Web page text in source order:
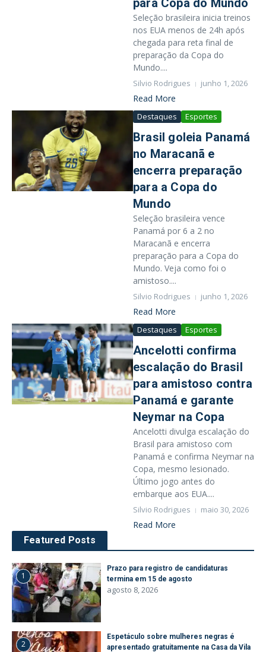
para Copa do Mundo
Seleção brasileira inicia treinos
nos EUA menos de 24h após
chegada para reta final de
preparação da Copa do
Mundo....
Silvio Rodrigues junho 1, 2026
Read More
Destaques Esportes
Brasil goleia Panamá
no Maracanã e
encerra preparação
para a Copa do
Mundo
Seleção brasileira vence
Panamá por 6 a 2 no
Maracanã e encerra
preparação para a Copa do
Mundo. Veja como foi o
amistoso....
Silvio Rodrigues junho 1, 2026
Read More
Destaques Esportes
Ancelotti confirma
escalação do Brasil
para amistoso contra
Panamá e garante
Neymar na Copa
Ancelotti divulga escalação do
Brasil para amistoso com
Panamá e confirma Neymar na
Copa, mesmo lesionado.
Último jogo antes do
embarque aos EUA....
Silvio Rodrigues maio 30, 2026
Read More
Featured Posts
1
Prazo para registro de candidaturas
termina em 15 de agosto
agosto 8, 2026
2
Espetáculo sobre mulheres negras é
apresentado gratuitamente na Casa da Vila